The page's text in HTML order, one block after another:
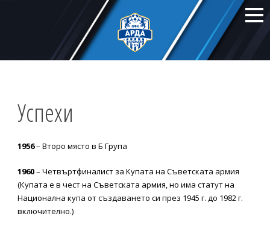
Успехи
1956– Второ място в Б Група
1960– Четвъртфиналист за Купата на Съветската армия
(Купата е в чест на Съветската армия, но има статут на
Национална купа от създаването си през 1945 г. до 1982 г.
включително.)